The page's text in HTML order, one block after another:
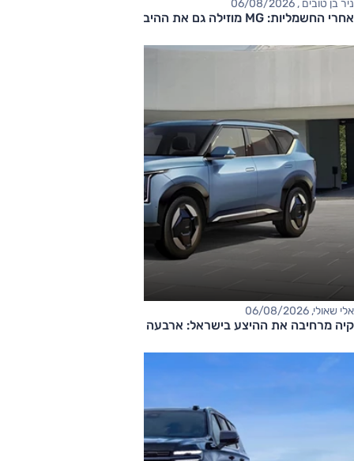
ניר בן טובים , 06/08/2026
אחרי החשמליות: MG מוזילה גם את ההיברידיות
אלי שאולי, 06/08/2026
קיה מרחיבה את ההיצע בישראל: ארבעה דגמים חדשים בדרך